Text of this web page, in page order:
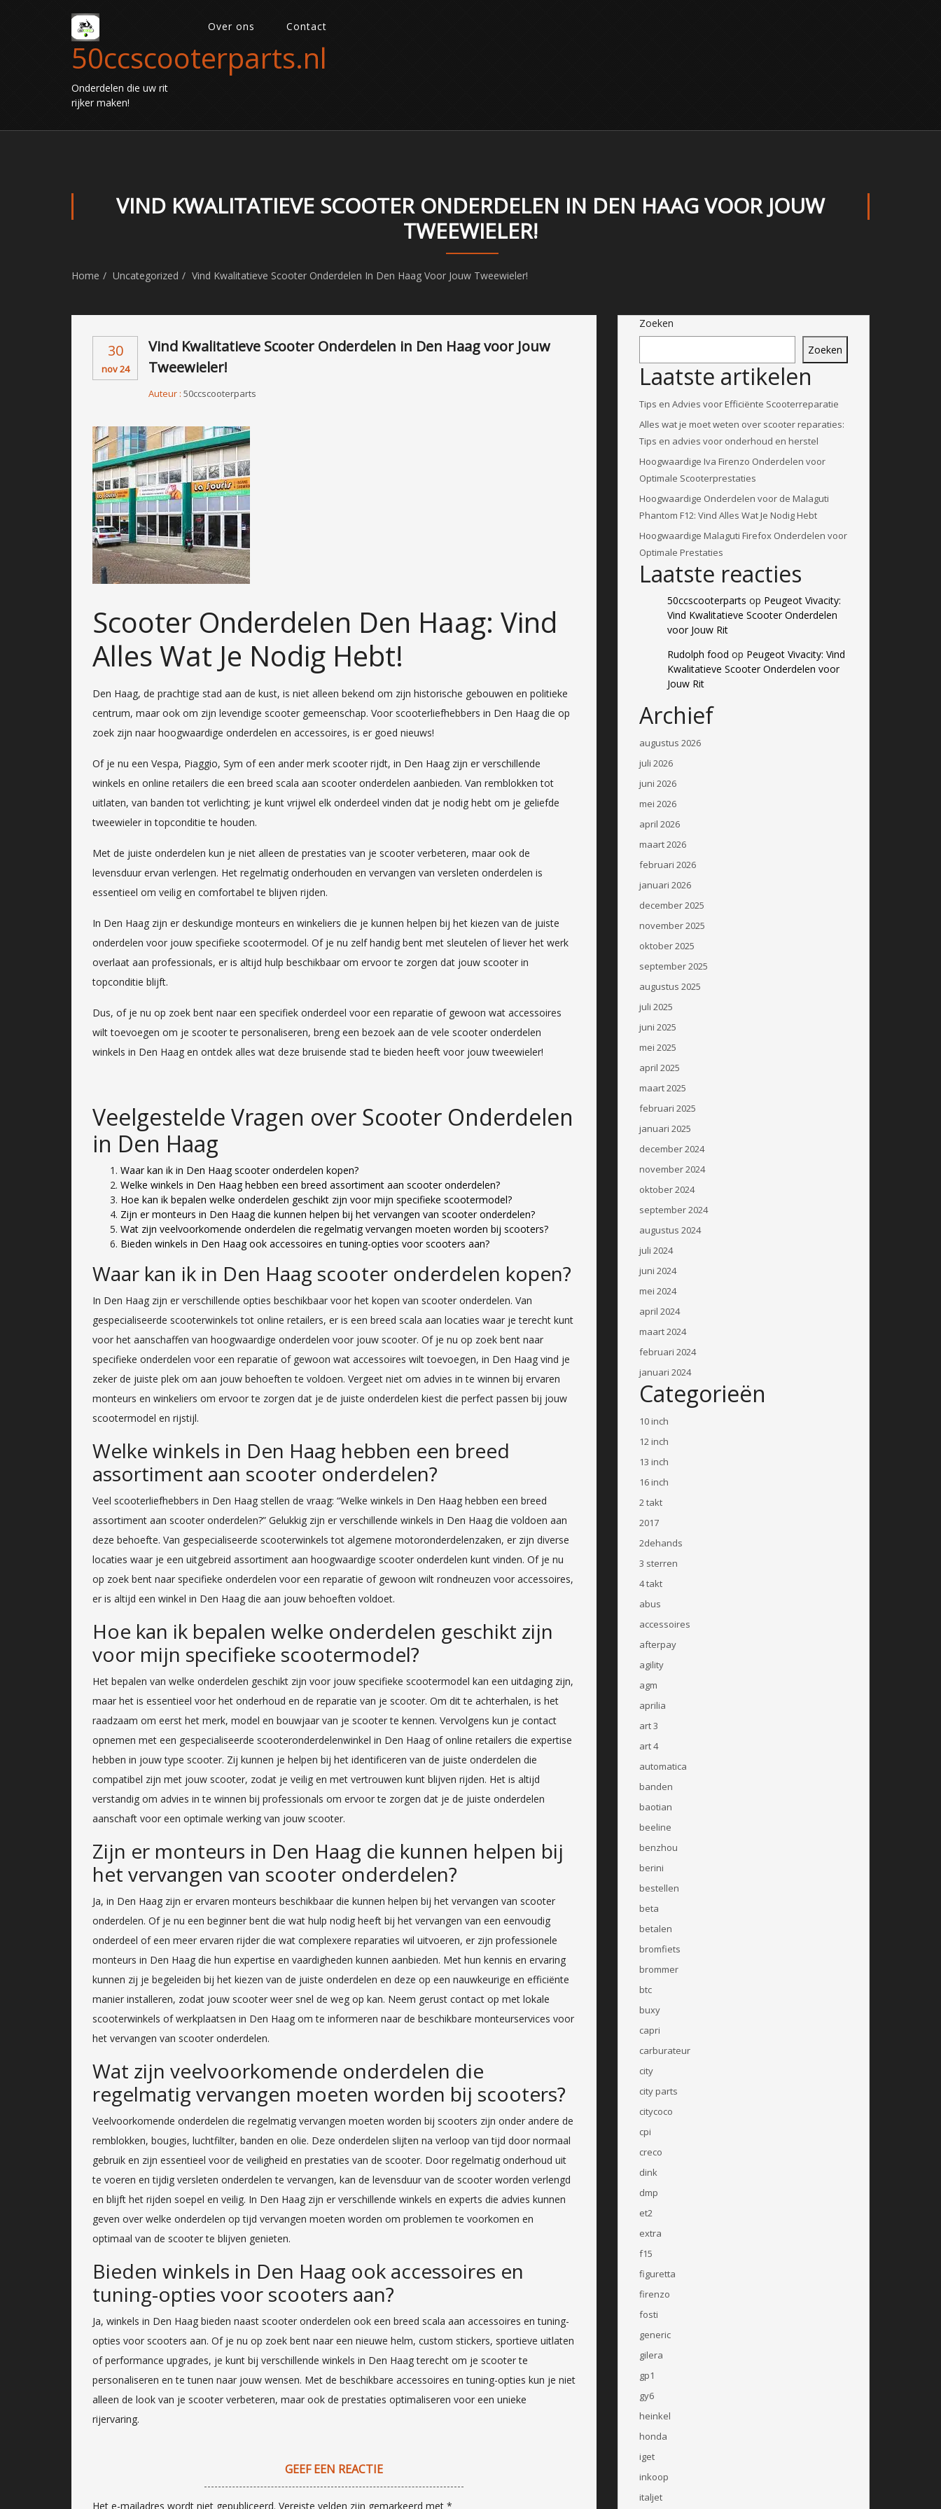
50ccscooterparts.nl
Onderdelen die uw rit
rijker maken!
Over ons Contact
VIND KWALITATIEVE SCOOTER ONDERDELEN IN DEN HAAG VOOR JOUW
TWEEWIELER!
Home Uncategorized Vind Kwalitatieve Scooter Onderdelen In Den Haag Voor Jouw Tweewieler!
30
nov 24
Vind Kwalitatieve Scooter Onderdelen in Den Haag voor Jouw
Tweewieler!
Auteur : 50ccscooterparts
Scooter Onderdelen Den Haag: Vind
Alles Wat Je Nodig Hebt!
Den Haag, de prachtige stad aan de kust, is niet alleen bekend om zijn historische gebouwen en politieke
centrum, maar ook om zijn levendige scooter gemeenschap. Voor scooterliefhebbers in Den Haag die op
zoek zijn naar hoogwaardige onderdelen en accessoires, is er goed nieuws!
Of je nu een Vespa, Piaggio, Sym of een ander merk scooter rijdt, in Den Haag zijn er verschillende
winkels en online retailers die een breed scala aan scooter onderdelen aanbieden. Van remblokken tot
uitlaten, van banden tot verlichting; je kunt vrijwel elk onderdeel vinden dat je nodig hebt om je geliefde
tweewieler in topconditie te houden.
Met de juiste onderdelen kun je niet alleen de prestaties van je scooter verbeteren, maar ook de
levensduur ervan verlengen. Het regelmatig onderhouden en vervangen van versleten onderdelen is
essentieel om veilig en comfortabel te blijven rijden.
In Den Haag zijn er deskundige monteurs en winkeliers die je kunnen helpen bij het kiezen van de juiste
onderdelen voor jouw specifieke scootermodel. Of je nu zelf handig bent met sleutelen of liever het werk
overlaat aan professionals, er is altijd hulp beschikbaar om ervoor te zorgen dat jouw scooter in
topconditie blijft.
Dus, of je nu op zoek bent naar een specifiek onderdeel voor een reparatie of gewoon wat accessoires
wilt toevoegen om je scooter te personaliseren, breng een bezoek aan de vele scooter onderdelen
winkels in Den Haag en ontdek alles wat deze bruisende stad te bieden heeft voor jouw tweewieler!
Veelgestelde Vragen over Scooter Onderdelen
in Den Haag
Waar kan ik in Den Haag scooter onderdelen kopen?
Welke winkels in Den Haag hebben een breed assortiment aan scooter onderdelen?
Hoe kan ik bepalen welke onderdelen geschikt zijn voor mijn specifieke scootermodel?
Zijn er monteurs in Den Haag die kunnen helpen bij het vervangen van scooter onderdelen?
Wat zijn veelvoorkomende onderdelen die regelmatig vervangen moeten worden bij scooters?
Bieden winkels in Den Haag ook accessoires en tuning-opties voor scooters aan?
Waar kan ik in Den Haag scooter onderdelen kopen?
In Den Haag zijn er verschillende opties beschikbaar voor het kopen van scooter onderdelen. Van
gespecialiseerde scooterwinkels tot online retailers, er is een breed scala aan locaties waar je terecht kunt
voor het aanschaffen van hoogwaardige onderdelen voor jouw scooter. Of je nu op zoek bent naar
specifieke onderdelen voor een reparatie of gewoon wat accessoires wilt toevoegen, in Den Haag vind je
zeker de juiste plek om aan jouw behoeften te voldoen. Vergeet niet om advies in te winnen bij ervaren
monteurs en winkeliers om ervoor te zorgen dat je de juiste onderdelen kiest die perfect passen bij jouw
scootermodel en rijstijl.
Welke winkels in Den Haag hebben een breed
assortiment aan scooter onderdelen?
Veel scooterliefhebbers in Den Haag stellen de vraag: “Welke winkels in Den Haag hebben een breed
assortiment aan scooter onderdelen?” Gelukkig zijn er verschillende winkels in Den Haag die voldoen aan
deze behoefte. Van gespecialiseerde scooterwinkels tot algemene motoronderdelenzaken, er zijn diverse
locaties waar je een uitgebreid assortiment aan hoogwaardige scooter onderdelen kunt vinden. Of je nu
op zoek bent naar specifieke onderdelen voor een reparatie of gewoon wilt rondneuzen voor accessoires,
er is altijd een winkel in Den Haag die aan jouw behoeften voldoet.
Hoe kan ik bepalen welke onderdelen geschikt zijn
voor mijn specifieke scootermodel?
Het bepalen van welke onderdelen geschikt zijn voor jouw specifieke scootermodel kan een uitdaging zijn,
maar het is essentieel voor het onderhoud en de reparatie van je scooter. Om dit te achterhalen, is het
raadzaam om eerst het merk, model en bouwjaar van je scooter te kennen. Vervolgens kun je contact
opnemen met een gespecialiseerde scooteronderdelenwinkel in Den Haag of online retailers die expertise
hebben in jouw type scooter. Zij kunnen je helpen bij het identificeren van de juiste onderdelen die
compatibel zijn met jouw scooter, zodat je veilig en met vertrouwen kunt blijven rijden. Het is altijd
verstandig om advies in te winnen bij professionals om ervoor te zorgen dat je de juiste onderdelen
aanschaft voor een optimale werking van jouw scooter.
Zijn er monteurs in Den Haag die kunnen helpen bij
het vervangen van scooter onderdelen?
Ja, in Den Haag zijn er ervaren monteurs beschikbaar die kunnen helpen bij het vervangen van scooter
onderdelen. Of je nu een beginner bent die wat hulp nodig heeft bij het vervangen van een eenvoudig
onderdeel of een meer ervaren rijder die wat complexere reparaties wil uitvoeren, er zijn professionele
monteurs in Den Haag die hun expertise en vaardigheden kunnen aanbieden. Met hun kennis en ervaring
kunnen zij je begeleiden bij het kiezen van de juiste onderdelen en deze op een nauwkeurige en efficiënte
manier installeren, zodat jouw scooter weer snel de weg op kan. Neem gerust contact op met lokale
scooterwinkels of werkplaatsen in Den Haag om te informeren naar de beschikbare monteurservices voor
het vervangen van scooter onderdelen.
Wat zijn veelvoorkomende onderdelen die
regelmatig vervangen moeten worden bij scooters?
Veelvoorkomende onderdelen die regelmatig vervangen moeten worden bij scooters zijn onder andere de
remblokken, bougies, luchtfilter, banden en olie. Deze onderdelen slijten na verloop van tijd door normaal
gebruik en zijn essentieel voor de veiligheid en prestaties van de scooter. Door regelmatig onderhoud uit
te voeren en tijdig versleten onderdelen te vervangen, kan de levensduur van de scooter worden verlengd
en blijft het rijden soepel en veilig. In Den Haag zijn er verschillende winkels en experts die advies kunnen
geven over welke onderdelen op tijd vervangen moeten worden om problemen te voorkomen en
optimaal van de scooter te blijven genieten.
Bieden winkels in Den Haag ook accessoires en
tuning-opties voor scooters aan?
Ja, winkels in Den Haag bieden naast scooter onderdelen ook een breed scala aan accessoires en tuning-
opties voor scooters aan. Of je nu op zoek bent naar een nieuwe helm, custom stickers, sportieve uitlaten
of performance upgrades, je kunt bij verschillende winkels in Den Haag terecht om je scooter te
personaliseren en te tunen naar jouw wensen. Met de beschikbare accessoires en tuning-opties kun je niet
alleen de look van je scooter verbeteren, maar ook de prestaties optimaliseren voor een unieke
rijervaring.
GEEF EEN REACTIE
Het e-mailadres wordt niet gepubliceerd. Vereiste velden zijn gemarkeerd met *
Zoeken
Zoeken
Laatste artikelen
Tips en Advies voor Efficiënte Scooterreparatie
Alles wat je moet weten over scooter reparaties:
Tips en advies voor onderhoud en herstel
Hoogwaardige Iva Firenzo Onderdelen voor
Optimale Scooterprestaties
Hoogwaardige Onderdelen voor de Malaguti
Phantom F12: Vind Alles Wat Je Nodig Hebt
Hoogwaardige Malaguti Firefox Onderdelen voor
Optimale Prestaties
Laatste reacties
50ccscooterparts op Peugeot Vivacity:
Vind Kwalitatieve Scooter Onderdelen
voor Jouw Rit
Rudolph food op Peugeot Vivacity: Vind
Kwalitatieve Scooter Onderdelen voor
Jouw Rit
Archief
augustus 2026
juli 2026
juni 2026
mei 2026
april 2026
maart 2026
februari 2026
januari 2026
december 2025
november 2025
oktober 2025
september 2025
augustus 2025
juli 2025
juni 2025
mei 2025
april 2025
maart 2025
februari 2025
januari 2025
december 2024
november 2024
oktober 2024
september 2024
augustus 2024
juli 2024
juni 2024
mei 2024
april 2024
maart 2024
februari 2024
januari 2024
Categorieën
10 inch
12 inch
13 inch
16 inch
2 takt
2017
2dehands
3 sterren
4 takt
abus
accessoires
afterpay
agility
agm
aprilia
art 3
art 4
automatica
banden
baotian
beeline
benzhou
berini
bestellen
beta
betalen
bromfiets
brommer
btc
buxy
capri
carburateur
city
city parts
citycoco
cpi
creco
dink
dmp
et2
extra
f15
figuretta
firenzo
fosti
generic
gilera
gp1
gy6
heinkel
honda
iget
inkoop
italjet